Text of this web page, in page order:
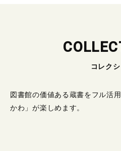
コレク
図書館の価値ある蔵書をフル活
かわ」が楽しめます。